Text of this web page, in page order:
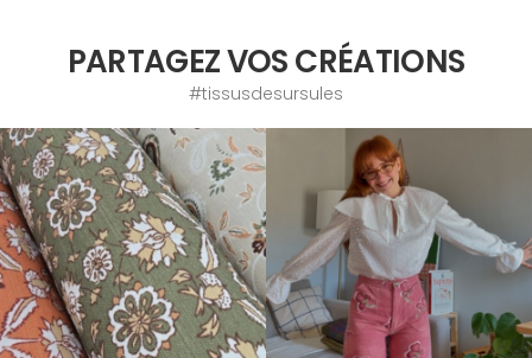
PARTAGEZ VOS CRÉATIONS
#tissusdesursules